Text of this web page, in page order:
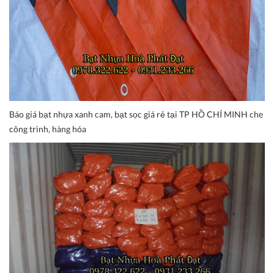
Báo giá bạt nhựa xanh cam, bạt sọc giá rẻ tại TP HỒ CHÍ MINH che
công trình, hàng hóa